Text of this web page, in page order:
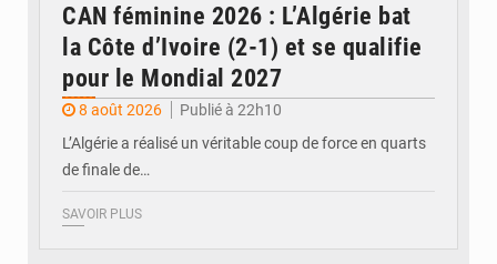
CAN féminine 2026 : L’Algérie bat
la Côte d’Ivoire (2-1) et se qualifie
pour le Mondial 2027
8 août 2026
Publié à 22h10
L’Algérie a réalisé un véritable coup de force en quarts
de finale de…
SAVOIR PLUS